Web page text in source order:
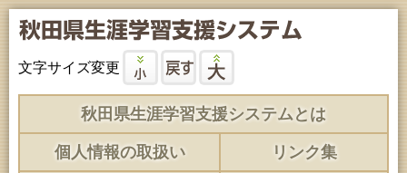
文字サイズ変更
秋田県生涯学習支援システムとは
個人情報の取扱い リンク集